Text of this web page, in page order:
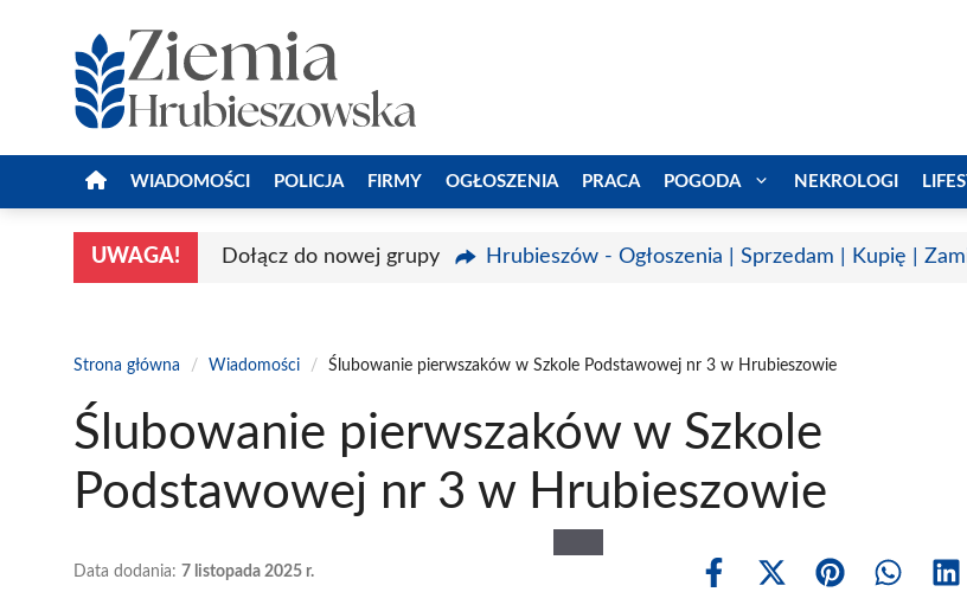
WIADOMOŚCI POLICJA FIRMY OGŁOSZENIA PRACA POGODA NEKROLOGI
UWAGA! Dołącz do nowej grupy Hrubieszów - Ogłoszenia | Sprzedam | Kupię |
Strona główna / Wiadomości / Ślubowanie pierwszaków w Szkole Podstawowej nr 3 w Hrubieszowie
Ślubowanie pierwszaków w Szkole
Podstawowej nr 3 w Hrubieszowie
Data dodania: 7 listopada 2025 r.
Share
Share Share Share